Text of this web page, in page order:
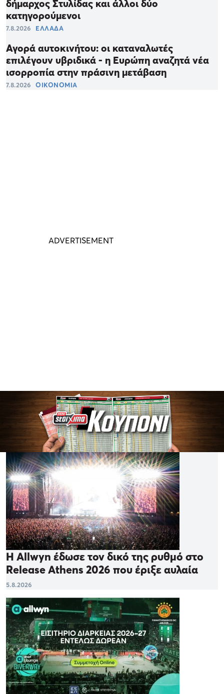
δήμαρχος Στυλίδας και άλλοι δύο
κατηγορούμενοι
7.8.2026 ΕΛΛΑΔΑ
Αγορά αυτοκινήτου: οι καταναλωτές
επιλέγουν υβριδικά - η Ευρώπη αναζητά νέα
ισορροπία στην πράσινη μετάβαση
7.8.2026 ΟΙΚΟΝΟΜΙΑ
Η Allwyn έδωσε τον δικό της ρυθμό στο
Release Athens 2026 που έριξε αυλαία
5.8.2026